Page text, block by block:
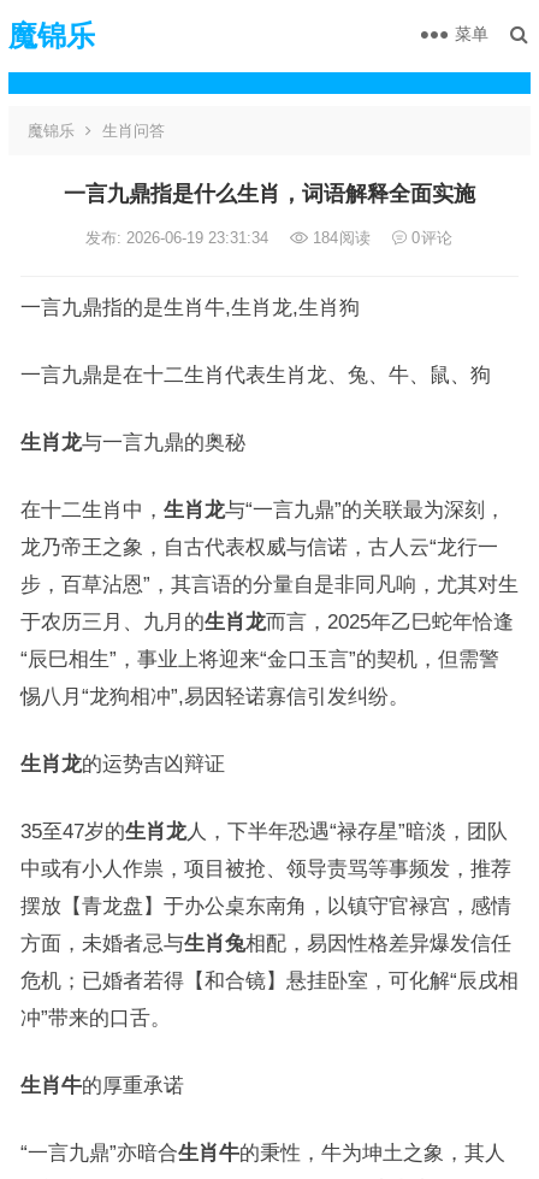
魔锦乐 菜单
魔锦乐 生肖问答
一言九鼎指是什么生肖，词语解释全面实施
发布: 2026-06-19 23:31:34 184阅读 0评论
一言九鼎指的是生肖牛,生肖龙,生肖狗
一言九鼎是在十二生肖代表生肖龙、兔、牛、鼠、狗
生肖龙与一言九鼎的奥秘
在十二生肖中， 生肖龙与“一言九鼎”的关联最为深刻，
龙乃帝王之象，自古代表权威与信诺，古人云“龙行一
步，百草沾恩”，其言语的分量自是非同凡响，尤其对生
于农历三月、九月的生肖龙而言，2025年乙巳蛇年恰逢
“辰巳相生”，事业上将迎来“金口玉言”的契机，但需警
惕八月“龙狗相冲”,易因轻诺寡信引发纠纷。
生肖龙的运势吉凶辩证
35至47岁的生肖龙人，下半年恐遇“禄存星”暗淡，团队
中或有小人作祟，项目被抢、领导责骂等事频发，推荐
摆放【青龙盘】于办公桌东南角，以镇守官禄宫，感情
方面，未婚者忌与生肖兔相配，易因性格差异爆发信任
危机；已婚者若得【和合镜】悬挂卧室，可化解“辰戌相
冲”带来的口舌。
生肖牛的厚重承诺
“一言九鼎”亦暗合生肖牛的秉性，牛为坤土之象，其人